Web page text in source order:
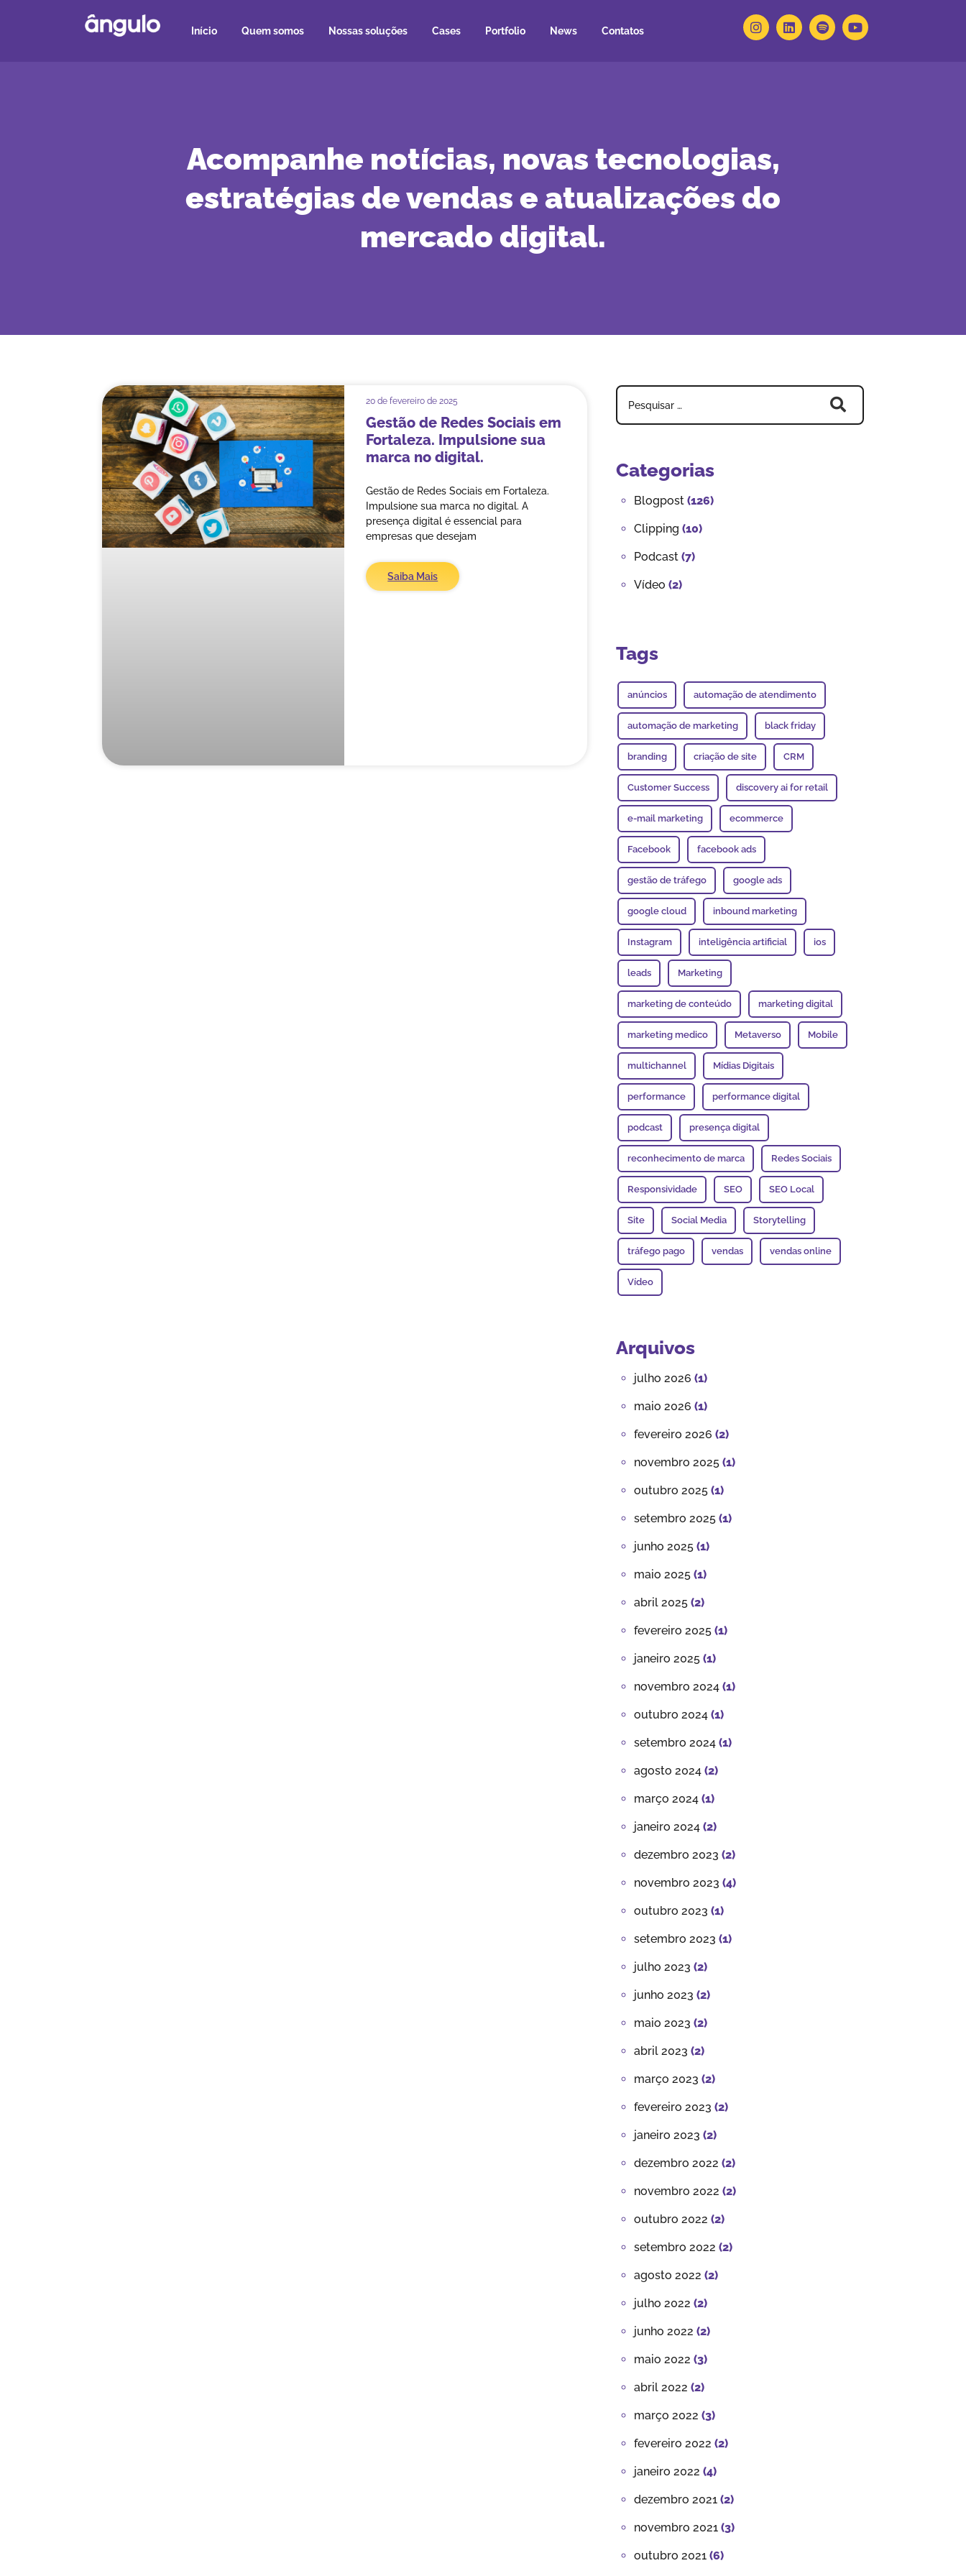
Início Quem somos Nossas soluções Cases Portfolio News Contatos
Acompanhe notícias, novas tecnologias,
estratégias de vendas e atualizações do
mercado digital.
Gestão de Redes Sociais em
Fortaleza. Impulsione sua
marca no digital.
Gestão de Redes Sociais em Fortaleza.
Impulsione sua marca no digital. A
presença digital é essencial para
empresas que desejam
Saiba Mais
20 de fevereiro de 2025
Categorias
Blogpost(126)
Clipping (10)
Podcast(7)
Vídeo (2)
Tags
anúncios automação de atendimento
automação de marketing black friday
branding criação de site CRM
Customer Success discovery ai for retail
e-mail marketing ecommerce
Facebook facebook ads
gestão de tráfego google ads
google cloud inbound marketing
Instagram inteligência artificial ios
leads Marketing
marketing de conteúdo marketing digital
marketing medico Metaverso Mobile
multichannel Mídias Digitais
performance performance digital
podcast presença digital
reconhecimento de marca Redes Sociais
Responsividade SEO SEO Local
Site Social Media Storytelling
tráfego pago vendas vendas online
Vídeo
Arquivos
julho 2026 (1)
maio 2026 (1)
fevereiro 2026 (2)
novembro 2025(1)
outubro 2025(1)
setembro 2025(1)
junho 2025(1)
maio 2025(1)
abril 2025(2)
fevereiro 2025(1)
janeiro 2025(1)
novembro 2024(1)
outubro 2024(1)
setembro 2024(1)
agosto 2024(2)
março 2024(1)
janeiro 2024(2)
dezembro 2023 (2)
novembro 2023 (4)
outubro 2023 (1)
setembro 2023 (1)
julho 2023 (2)
junho 2023 (2)
maio 2023 (2)
abril 2023 (2)
março 2023 (2)
fevereiro 2023 (2)
janeiro 2023 (2)
dezembro 2022 (2)
novembro 2022 (2)
outubro 2022 (2)
setembro 2022 (2)
agosto 2022 (2)
julho 2022 (2)
junho 2022 (2)
maio 2022 (3)
abril 2022 (2)
março 2022 (3)
fevereiro 2022 (2)
janeiro 2022 (4)
dezembro 2021(2)
novembro 2021(3)
outubro 2021(6)